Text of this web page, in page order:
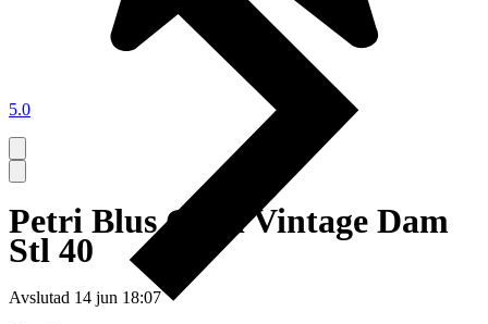
5.0
Petri Blus Grön Vintage Dam
Stl 40
Avslutad 14 jun 18:07